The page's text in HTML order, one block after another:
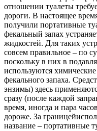
отношении туалеты
дороги. В настоящее
получили портативные
фекальный запах
жидкостей. Для таких
совсем правильное – по
поскольку в них в
используются
фекального запаха.
энзимы) здесь
сразу (после каждой
время, иногда и пара
дороже. За
название – портативные